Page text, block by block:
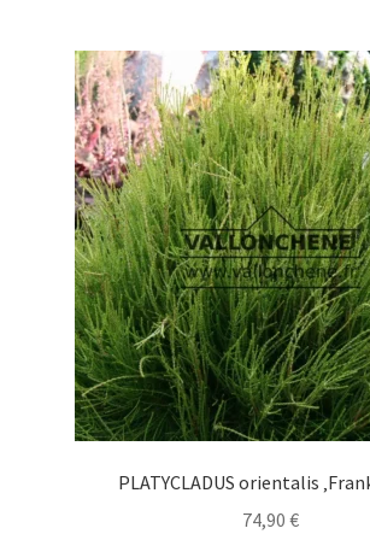
PLATYCLADUS orientalis
74,90 €